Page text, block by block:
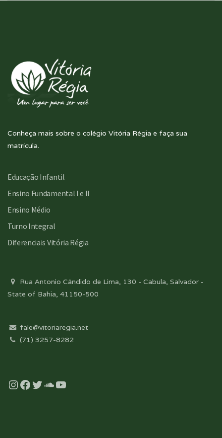
Conheça mais sobre o colégio Vitória Régia e faça sua
matrícula.
Educação Infantil
Ensino Fundamental I e II
Ensino Médio
Turno Integral
Diferenciais Vitória Régia
Rua Antonio Cândido de Lima, 130 - Cabula, Salvador -
State of Bahia, 41150-500
fale@vitoriaregia.net
(71) 3257-8282
Instagram
Facebook
Twitter
Soundcloud
YouTube